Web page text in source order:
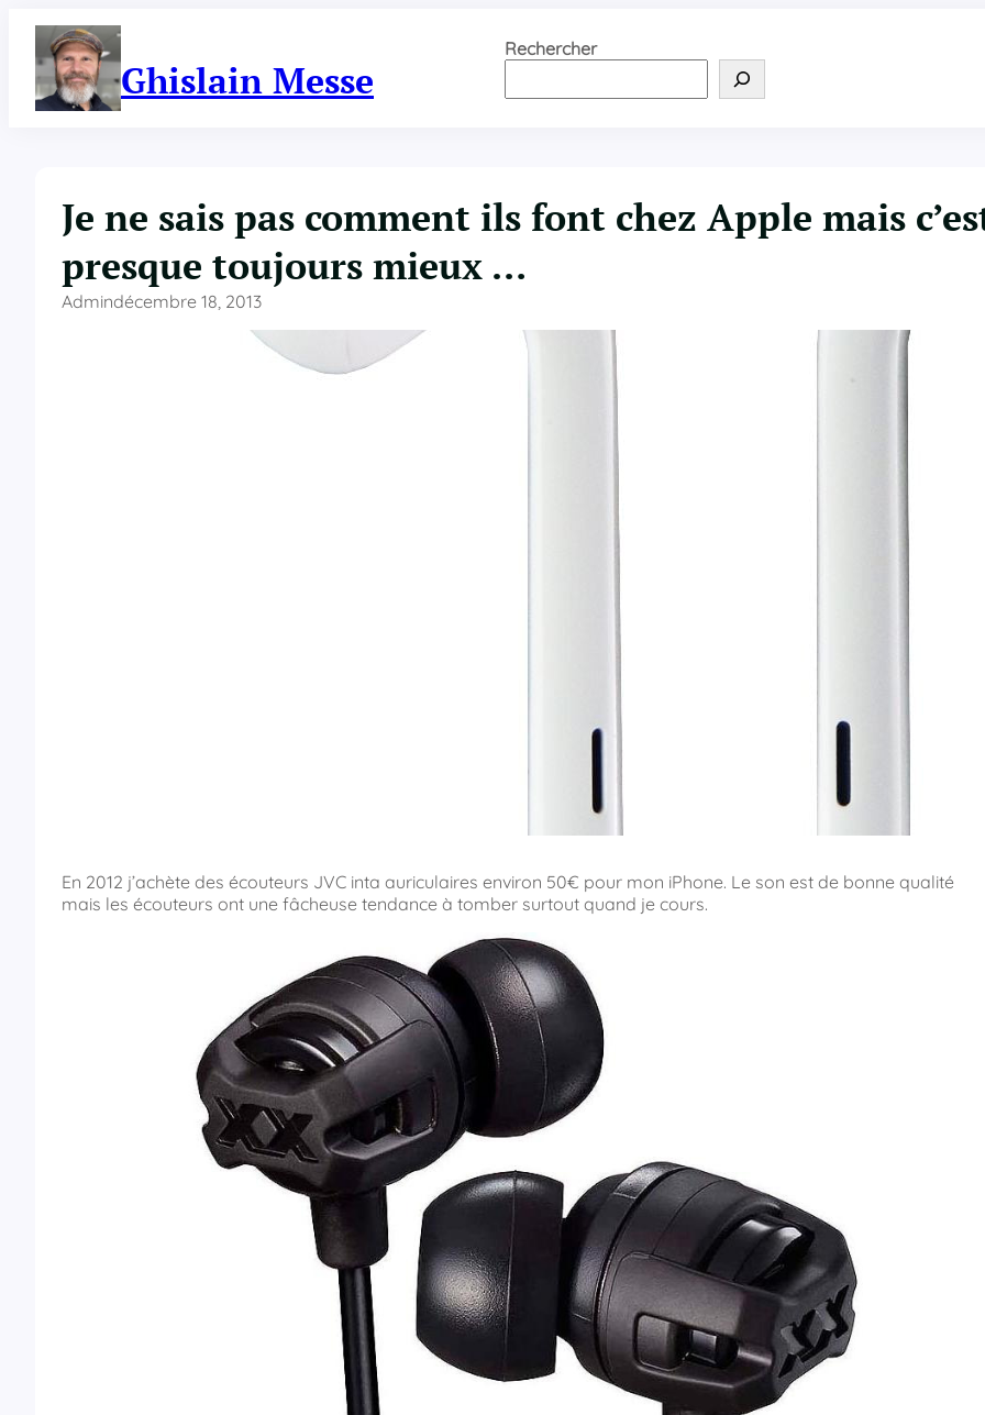
contenu
Ghislain Messe
Rechercher
Je ne sais pas comment ils font chez Apple mais
presque toujours mieux …
Admindécembre 18, 2013
En 2012 j’achète des écouteurs JVC inta auriculaires environ 50€ pour mon iPhone. Le son est de bonne qualité
mais les écouteurs ont une fâcheuse tendance à tomber surtout quand je cours.